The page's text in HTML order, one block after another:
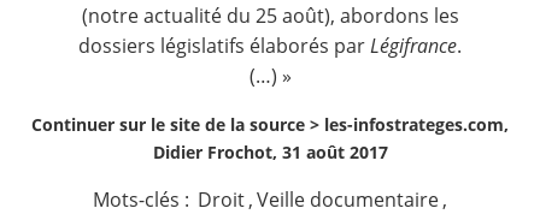
(notreactualité du 25 août), abordons les
dossiers législatifs élaborés parLégifrance.
(…) »
Continuer sur le site de la source > les-infostrateges.com,
Didier Frochot, 31 août 2017
Mots-clés : Droit,Veille documentaire,